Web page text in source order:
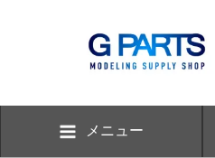
メニュー